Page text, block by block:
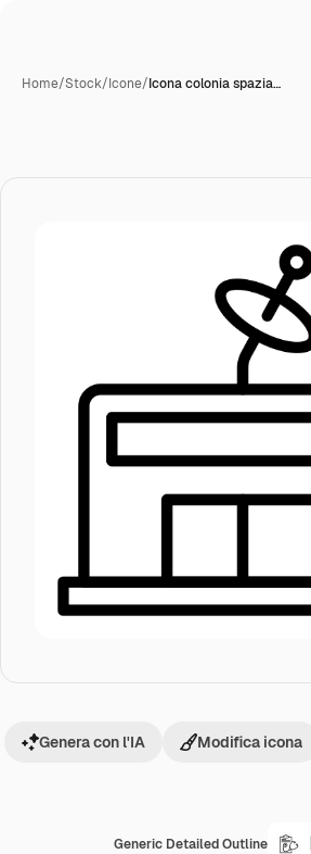
Home/Stock/Icone/Icona colonia spazia…
Generic Detailed Outline
Genera con l'IA Modifica icona